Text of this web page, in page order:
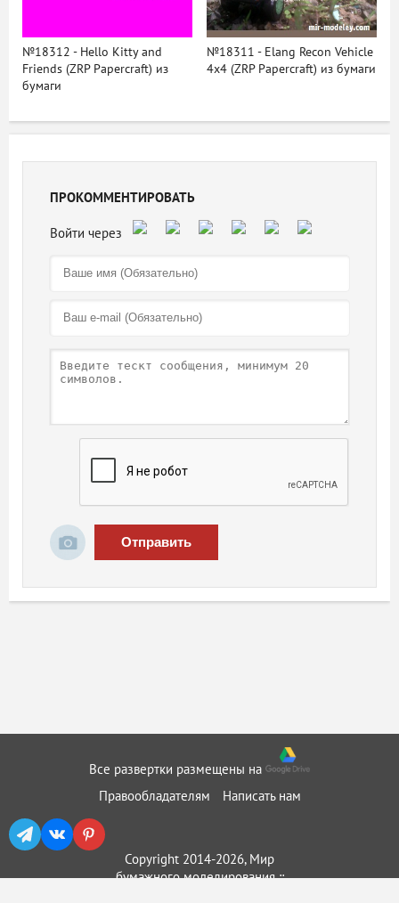
№18312 - Hello Kitty and
Friends (ZRP Papercraft) из
бумаги
№18311 - Elang Recon Vehicle
4x4 (ZRP Papercraft) из бумаги
ПРОКОММЕНТИРОВАТЬ
Отправить
Все развертки размещены на
Правообладателям
Написать нам
Copyright 2014-2026, Мир
бумажного моделирования ::